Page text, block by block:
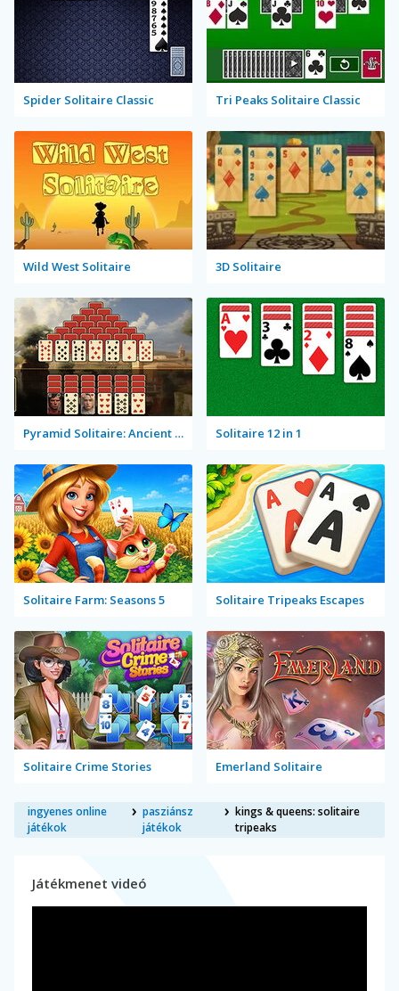
Spider Solitaire Classic Tri Peaks Solitaire Classic
Wild West Solitaire 3D Solitaire
Pyramid Solitaire: Ancient Rome Solitaire 12 in 1
Solitaire Farm: Seasons 5 Solitaire Tripeaks Escapes
Solitaire Crime Stories Emerland Solitaire
ingyenes online
játékok
pasziánsz
játékok
kings & queens: solitaire
tripeaks
Játékmenet videó